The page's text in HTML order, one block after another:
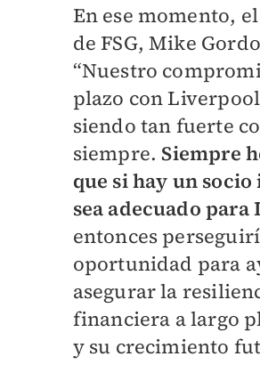
En ese momento,
de FSG, Mike
“Nuestro
plazo con
siendo tan fuerte
siempre. Siempre
que si hay un
sea adecuado
entonces
oportunidad para
asegurar la
financiera a largo
y su crecimiento